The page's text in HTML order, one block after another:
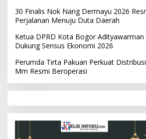
30 Finalis Nok Nang Dermayu 2026
Perjalanan Menuju Duta Daerah
Ketua DPRD Kota Bogor Adityawarman
Dukung Sensus Ekonomi 2026
Perumda Tirta Pakuan Perkuat
Mm Resmi Beroperasi